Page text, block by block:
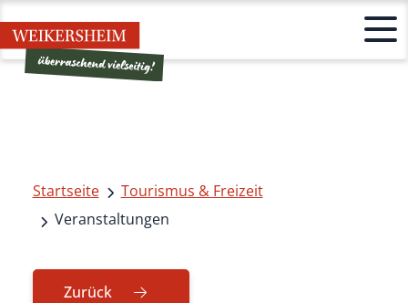
Startseite
Tourismus & Freizeit
Veranstaltungen
Zurück